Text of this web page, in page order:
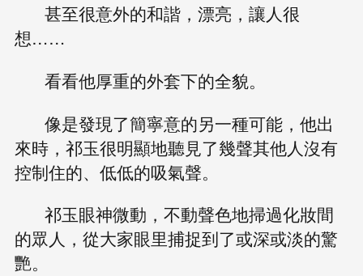
甚至很意外的和諧，漂亮，讓人很
想……
看看他厚重的外套下的全貌。
像是發現了簡寧意的另一種可能，他出
來時，祁玉很明顯地聽見了幾聲其他人沒有
控制住的、低低的吸氣聲。
祁玉眼神微動，不動聲色地掃過化妝間
的眾人，從大家眼里捕捉到了或深或淡的驚
艷。